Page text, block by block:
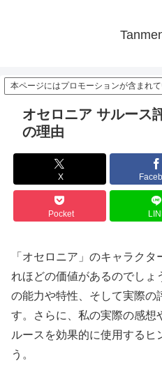
本ページにはプロモーションが含まれ
オセロニア サルース
の理由
X
Pocket
「オセロニア」のキャラク
れほどの価値があるのでしょ
の能力や特性、そして実際の
す。さらに、私の実際の感想
ルースを効果的に使用するヒ
う。